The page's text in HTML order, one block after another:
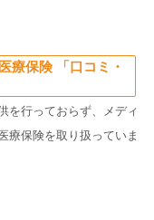
療保険 「口コミ・
を行っておらず、メディ
療保険を取り扱っていま